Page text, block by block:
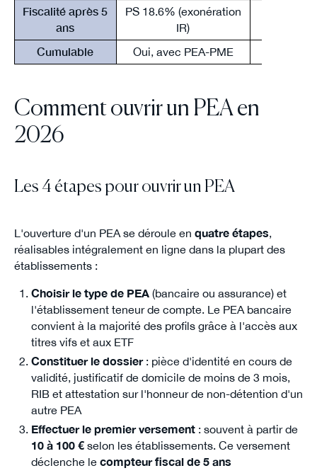
Fiscalité après 5
ans
PS 18.6% (exonération
IR)
Cumulable Oui, avec PEA-PME
Comment ouvrir un PEA en
2026
Les 4 étapes pour ouvrir un PEA
L'ouverture d'un PEA se déroule en quatre étapes,
réalisables intégralement en ligne dans la plupart des
établissements :
Choisir le type de PEA(bancaire ou assurance) et
l'établissement teneur de compte. Le PEA bancaire
convient à la majorité des profils grâce à l'accès aux
titres vifs et aux ETF
Constituer le dossier: pièce d'identité en cours de
validité, justificatif de domicile de moins de 3 mois,
RIB et attestation sur l'honneur de non-détention d'un
autre PEA
Effectuer le premier versement: souvent à partir de
10 à 100 €selon les établissements. Ce versement
déclenche le compteur fiscal de 5 ans